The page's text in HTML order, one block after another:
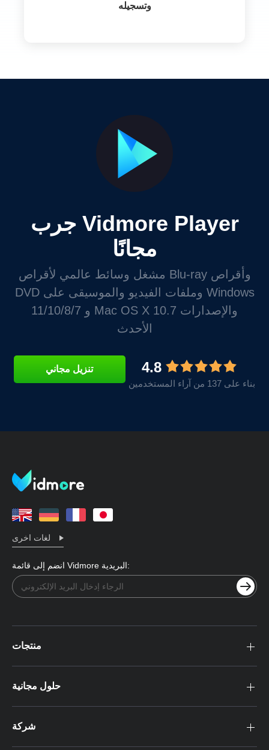
وتسجيله
جرب Vidmore Player
مجانًا
مشغل وسائط عالمي لأقراص Blu-ray وأقراص
DVD وملفات الفيديو والموسيقى على Windows
11/10/8/7 و Mac OS X 10.7 والإصدارات
الأحدث
تنزيل مجاني 4.8
بناء على 137 من آراء المستخدمين
لغات اخرى
انضم إلى قائمة Vidmore البريدية:
منتجات
حلول مجانية
شركة